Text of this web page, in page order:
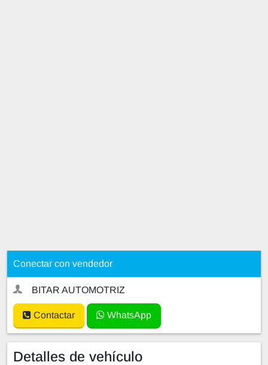
Conectar con vendedor
BITAR AUTOMOTRIZ
Contactar WhatsApp
Detalles de vehículo